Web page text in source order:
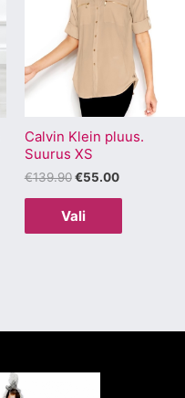
Calvin Klein pluus.
Suurus XS
€139.90
€139.90.
€55.00
€55.00.
Vali
on
mitu
varianti.
Valikuid
saab
teha